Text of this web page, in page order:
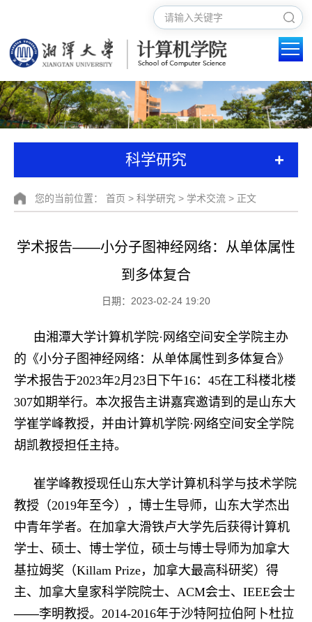
科学研究 +
您的当前位置： 首页 > 科学研究 > 学术交流 > 正文
学术报告——小分子图神经网络：从单体属性
到多体复合
日期：2023-02-24 19:20
由湘潭大学计算机学院·网络空间安全学院主办
的《小分子图神经网络： 从单体属性到多体复合》
学术报告于2023年2月 23 日 下午16： 45在工科楼北楼
307如期举行。本次报告主讲嘉宾邀请到的是山东大
学崔学峰教授 ，并由计算机学院· 网络空间安全学院
胡凯教授担任主持。
崔学峰教授现任山东大学计算机科学与技术学院
教授（2019年至今）
，博士生导师，山东大学杰出
中青年学者。在加拿大滑铁卢大学先后获得计算机
学士、硕士、博士学位，硕士与博士导师为加拿大
基拉姆奖 （Killam Prize，加拿大最高科研奖） 得
主、加拿大皇家科学院院士、 ACM会士、 IEEE会士
——李明教授。 2014-2016年于沙特阿拉伯阿卜杜拉